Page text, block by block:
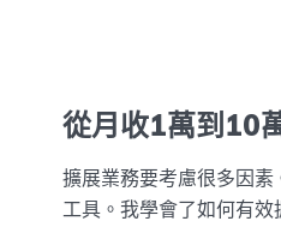
從月收1萬到10
擴展業務要考慮很多因
工具。我學會了如何有效